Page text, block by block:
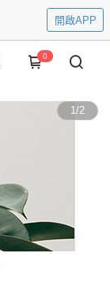
開啟APP
0
1/2